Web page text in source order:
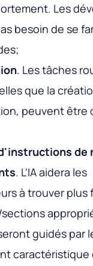
Les
besoin de se
. Les tâches
que la
peuvent être
de
. L'IA aidera les
à trouver plus
guidés par
caractéristique